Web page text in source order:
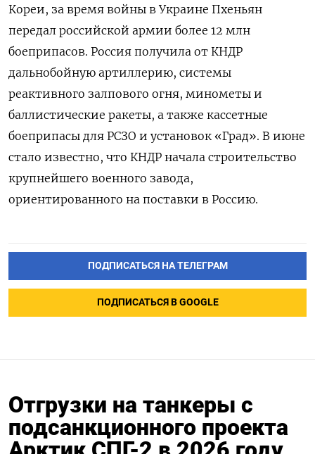
Кореи, за время войны в Украине Пхеньян
передал российской армии более 12 млн
боеприпасов. Россия получила от КНДР
дальнобойную артиллерию, системы
реактивного залпового огня, минометы и
баллистические ракеты, а также кассетные
боеприпасы для РСЗО и установок «Град». В июне
стало известно, что КНДР начала строительство
крупнейшего военного завода,
ориентированного на поставки в Россию.
ПОДПИСАТЬСЯ НА ТЕЛЕГРАМ
ПОДПИСАТЬСЯ В GOOGLE
Отгрузки на танкеры с
подсанкционного проекта